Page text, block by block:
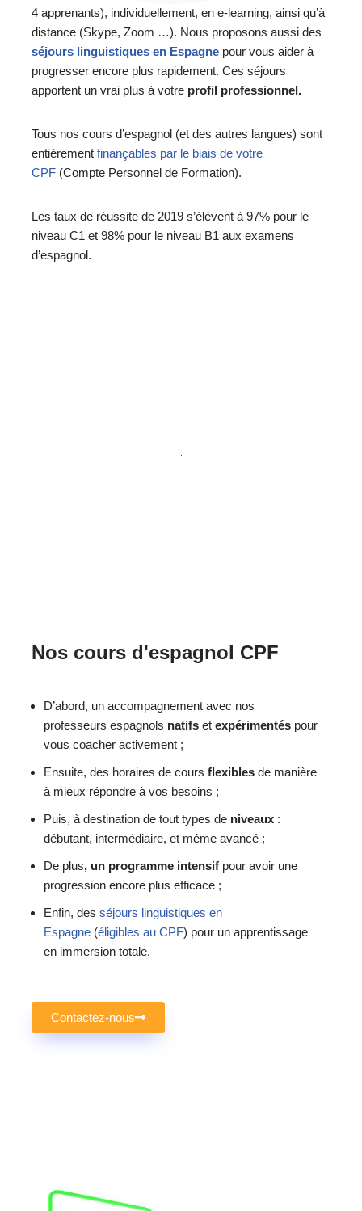
4 apprenants), individuellement, en e-learning, ainsi qu’à
distance (Skype, Zoom …). Nous proposons aussi des
séjours linguistiques en Espagne pour vous aider à
progresser encore plus rapidement. Ces séjours
apportent un vrai plus à votre profil professionnel.
Tous nos cours d’espagnol (et des autres langues) sont
entièrement finançables par le biais de votre
CPF (Compte Personnel de Formation).
Les taux de réussite de 2019 s’élèvent à 97% pour le
niveau C1 et 98% pour le niveau B1 aux examens
d’espagnol.
Nos cours d'espagnol CPF
D’abord, un accompagnement avec nos
professeurs espagnols natifs et expérimentés pour
vous coacher activement ;
Ensuite, des horaires de cours flexibles de manière
à mieux répondre à vos besoins ;
Puis, à destination de tout types de niveaux :
débutant, intermédiaire, et même avancé ;
De plus, un programme intensif pour avoir une
progression encore plus efficace ;
Enfin, des séjours linguistiques en
Espagne (éligibles au CPF) pour un apprentissage
en immersion totale.
Contactez-nous